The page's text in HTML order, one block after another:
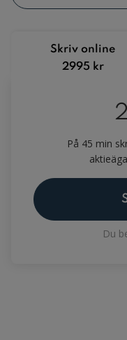
Skriv online
2995 kr
På 45 min
Du